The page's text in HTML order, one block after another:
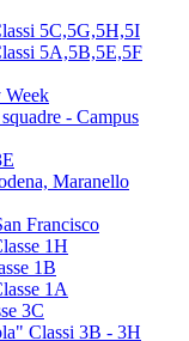
5C,5G,5H,5I
5A,5B,5E,5F
Week
- Campus
Maranello
Francisco
1H
1B
1A
3C
Classi 3B - 3H